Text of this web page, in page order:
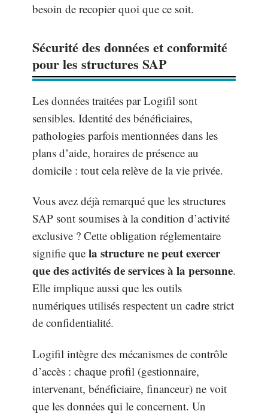
besoin de recopier quoi que ce soit.
Sécurité des données et conformité
pour les structures SAP
Les données traitées par Logifil sont
sensibles. Identité des bénéficiaires,
pathologies parfois mentionnées dans les
plans d’aide, horaires de présence au
domicile : tout cela relève de la vie privée.
Vous avez déjà remarqué que les structures
SAP sont soumises à la condition d’activité
exclusive ? Cette obligation réglementaire
signifie que la structure ne peut exercer
que des activités de services à la personne.
Elle implique aussi que les outils
numériques utilisés respectent un cadre strict
de confidentialité.
Logifil intègre des mécanismes de contrôle
d’accès : chaque profil (gestionnaire,
intervenant, bénéficiaire, financeur) ne voit
que les données qui le concernent. Un